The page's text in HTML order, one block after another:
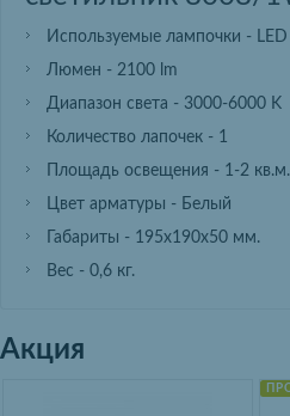
Используемые лампочки -
Люмен - 2100 lm
Диапазон света - 3000-6000 K
Количество лапочек - 1
Площадь освещения - 1-2 кв.м.
Цвет арматуры - Белый
Габариты - 195х190х50 мм.
Вес - 0,6 кг.
Акция